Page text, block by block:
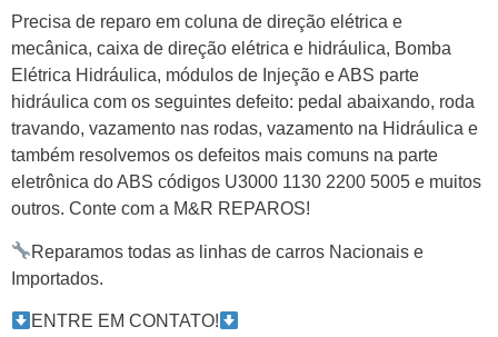
Precisa de reparo em coluna de direção elétrica e
mecânica, caixa de direção elétrica e hidráulica, Bomba
Elétrica Hidráulica, módulos de Injeção e ABS parte
hidráulica com os seguintes defeito: pedal abaixando, roda
travando, vazamento nas rodas, vazamento na Hidráulica e
também resolvemos os defeitos mais comuns na parte
eletrônica do ABS códigos U3000 1130 2200 5005 e muitos
outros. Conte com a M&R REPAROS!
Reparamos todas as linhas de carros Nacionais e
Importados.
ENTRE EM CONTATO!